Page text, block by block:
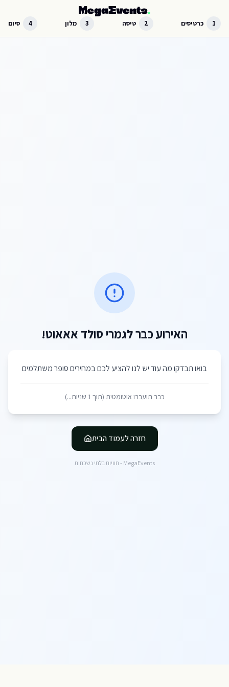
1 כרטיסים 2 טיסה 3 מלון 4 סיום
האירוע כבר לגמרי סולד אאאוט!
בואו תבדקו מה עוד יש לנו להציע לכם במחירים סופר משתלמים
כבר תועברו אוטומטית (תוך 1 שניות...)
חזרה לעמוד הבית
MegaEvents - חוויות בלתי נשכחות